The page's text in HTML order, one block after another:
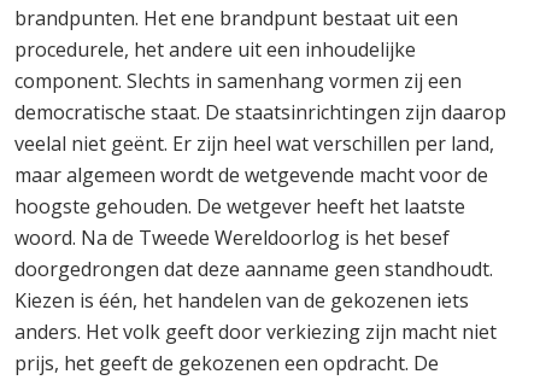
brandpunten. Het ene brandpunt bestaat uit een
procedurele, het andere uit een inhoudelijke
component. Slechts in samenhang vormen zij een
democratische staat. De staatsinrichtingen zijn daarop
veelal niet geënt. Er zijn heel wat verschillen per land,
maar algemeen wordt de wetgevende macht voor de
hoogste gehouden. De wetgever heeft het laatste
woord. Na de Tweede Wereldoorlog is het besef
doorgedrongen dat deze aanname geen standhoudt.
Kiezen is één, het handelen van de gekozenen iets
anders. Het volk geeft door verkiezing zijn macht niet
prijs, het geeft de gekozenen een opdracht. De